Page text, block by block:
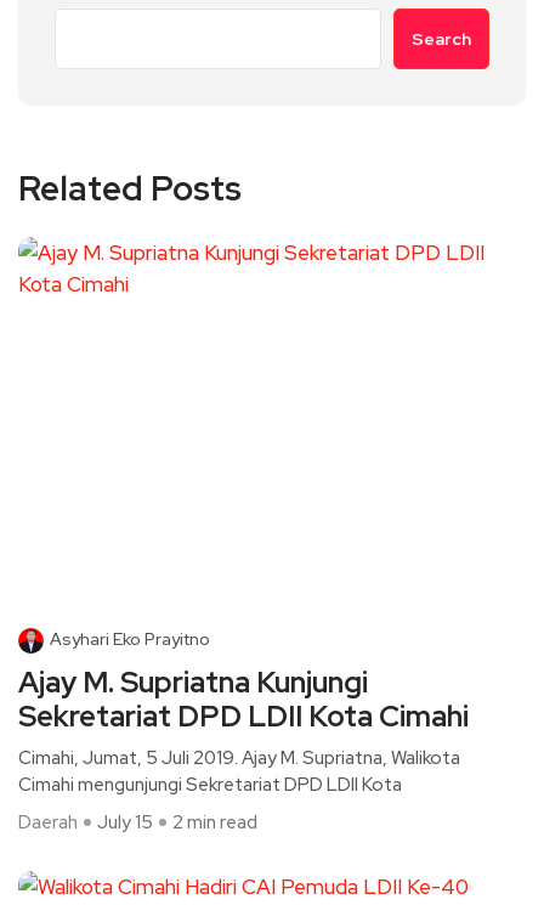
Search
Related Posts
Asyhari Eko Prayitno
Ajay M. Supriatna Kunjungi
Sekretariat DPD LDII Kota Cimahi
Cimahi, Jumat, 5 Juli 2019. Ajay M. Supriatna, Walikota
Cimahi mengunjungi Sekretariat DPD LDII Kota
Daerah
July 15 2 min read